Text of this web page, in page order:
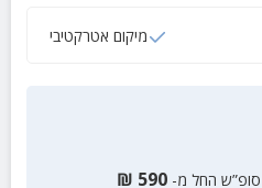
מיקום אטרקטיבי
סופ”ש החל מ- 590
₪